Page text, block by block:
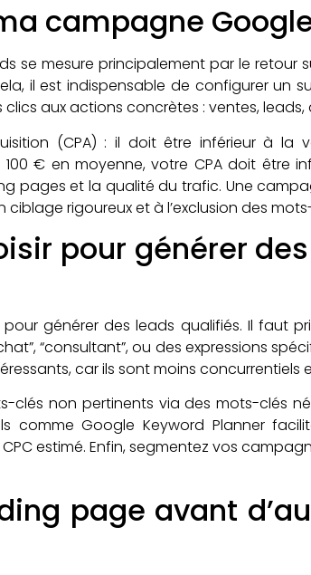
campagne
se mesure principalement par le retour
il est indispensable de configurer un
aux actions concrètes : ventes,
(CPA) : il doit être inférieur à la
€ en moyenne, votre CPA doit être
pages et la qualité du trafic. Une
rigoureux et à l’exclusion des
pour générer
générer des leads qualifiés. Il faut
“consultant”, ou des expressions
car ils sont moins concurrentiels
clés non pertinents via des mots-clés
comme Google Keyword Planner
estimé. Enfin, segmentez vos
page avant